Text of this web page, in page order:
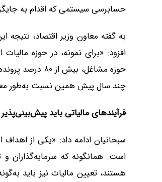
حسابرسی سیستمی که اقدام به
به گفته معاون وزیر اقتصاد،
افزود: «برای نمونه، در حوزه
حوزه مشاغل،
چند سال پیش همین نسبت به‌طور
فرآیندهای مالیاتی باید
سبحانیان ادامه داد: «یکی از
است. همانگونه که سرمایه‌گذاران
هستند، تعیین مالیات نیز باید